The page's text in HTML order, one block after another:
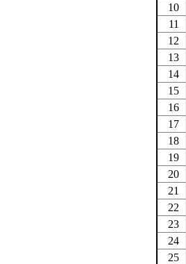
10
11
12
13
14
15
16
17
18
19
20
21
22
23
24
25